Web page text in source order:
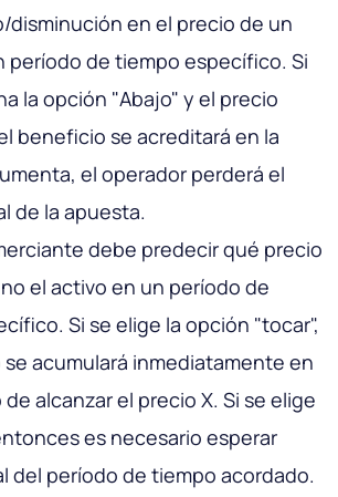
disminución en el precio de un
período de tiempo específico. Si
la opción "Abajo" y el precio
beneficio se acreditará en la
el operador perderá el
de la apuesta.
debe predecir qué precio
el activo en un período de
Si se elige la opción "tocar",
acumulará inmediatamente en
alcanzar el precio X. Si se elige
es necesario esperar
del período de tiempo acordado.